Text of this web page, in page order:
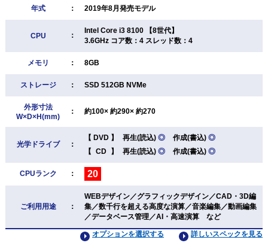
年式 ： 2019年8月発売モデル
CPU ：
Intel Core i3 8100 【8世代】
3.6GHz コア数：4 スレッド数：4
メモリ ： 8GB
ストレージ ： SSD 512GB NVMe
外形寸法
W×D×H(mm)
： 約100× 約290× 約270
光学ドライブ ：
【 DVD 】 再生(読込) ◎ 作成(書込) ◎
【 CD 】 再生(読込) ◎ 作成(書込) ◎
CPUランク ： 20
ご利用用途 ：
WEBデザイン／グラフィックデザイン／CAD・3D編
集／数千行を超える高度な演算／音楽編集／動画編集
／データベース管理／AI・高速演算 など
詳しいスペックを見る
オプションを選択する